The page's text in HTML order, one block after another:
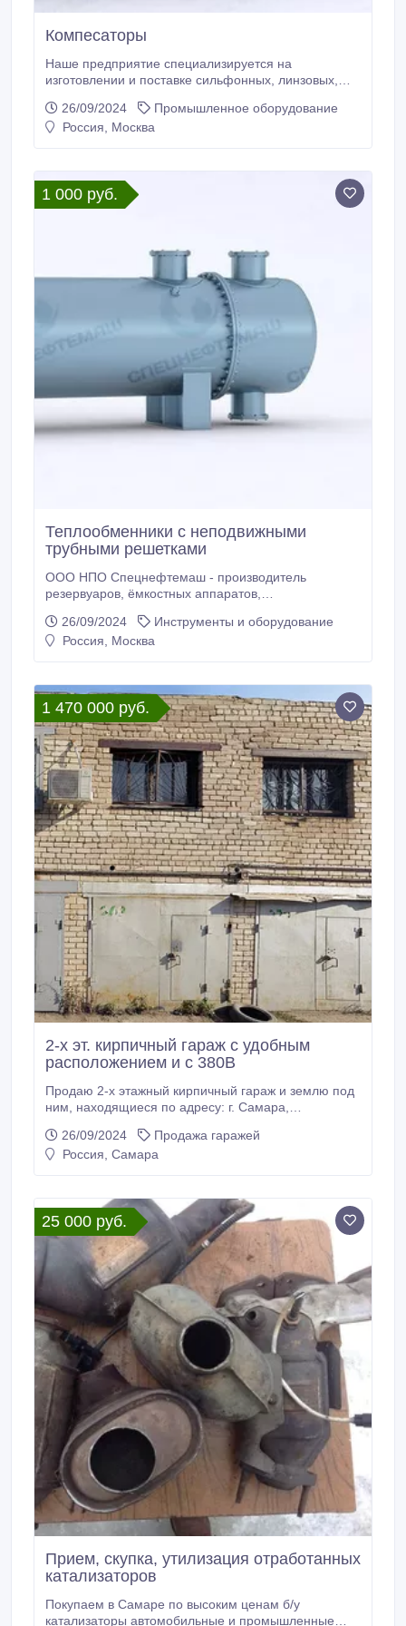
Компесаторы
Наше предприятие специализируется на
изготовлении и поставке сильфонных, линзовых,
сильфонные и линзовые бывают осевыми,
угловыми, сдвиговыми; они универсальны для
нефтегазодобывающих и перерабатывающих
заводов, а также применяются на проектирующихся
и строящихся трубопроводах.
26/09/2024
Промышленное оборудование
Россия, Москва
1 000 руб.
Теплообменники с неподвижными
трубными решетками
ООО НПО Спецнефтемаш - производитель
резервуаров, ёмкостных аппаратов,
оборудования и запорно-регулирующей арматуры.
Благодаря собственному производству мы
неподвижными трубными решетками отличного
качества по низким ценам.
26/09/2024
Инструменты и оборудование
Россия, Москва
1 470 000 руб.
2-х эт. кирпичный гараж с удобным
расположением и с 380В
Продаю 2-х этажный кирпичный гараж и землю под
ним, находящиеся по адресу: г. Самара,
тер. ГСК 749 1-я очередь (напротив Парк Хауса,
прилегает к территории завода имени А. М.
380В Охраняемая территория.
26/09/2024
Продажа гаражей
Россия, Самара
25 000 руб.
Прием, скупка, утилизация отработанных
катализаторов
Покупаем в Самаре по высоким ценам б/у
катализаторы автомобильные и промышленные